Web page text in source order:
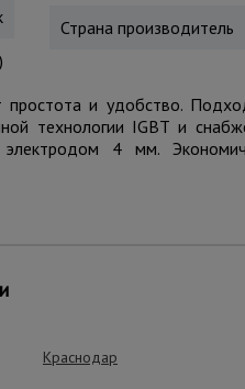
Страна производитель
и удобство.
технологии IGBT и
4 мм.
Краснодар